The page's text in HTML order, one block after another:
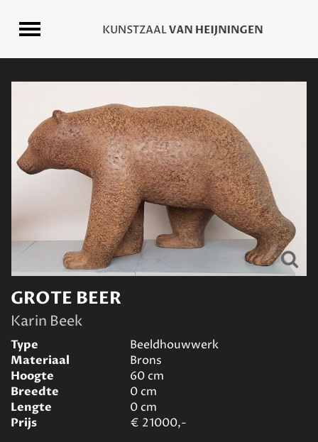
GROTE BEER
Karin Beek
Type
Beeldhouwwerk
Materiaal
Brons
Hoogte
60cm
Breedte
0cm
Lengte
0cm
Prijs
€ 21000,-